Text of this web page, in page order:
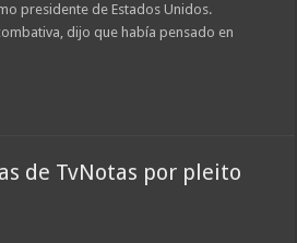
presidente de Estados Unidos.
dijo que había pensado en
de TvNotas por pleito